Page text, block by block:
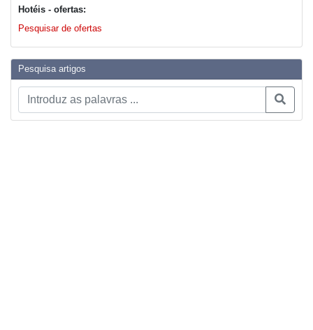
Hotéis - ofertas:
Pesquisar de ofertas
Pesquisa artigos